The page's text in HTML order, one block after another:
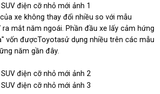
xe không thay đổi nhiều so với mẫu
ra mắt năm ngoái. Phần đầu xe lấy cảm hứng
vốn đượcToyotasử dụng nhiều trên các mẫu
năm gần đây.